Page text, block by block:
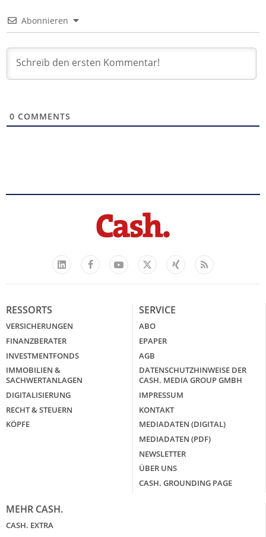
Abonnieren
0 COMMENTS
LinkedIn
FacebookYouTube
X
Xing Feed
RESSORTS
VERSICHERUNGEN
FINANZBERATER
INVESTMENTFONDS
IMMOBILIEN &
SACHWERTANLAGEN
DIGITALISIERUNG
RECHT & STEUERN
KÖPFE
SERVICE
ABO
EPAPER
AGB
DATENSCHUTZHINWEISE DER
CASH. MEDIA GROUP GMBH
IMPRESSUM
KONTAKT
MEDIADATEN (DIGITAL)
MEDIADATEN (PDF)
NEWSLETTER
ÜBER UNS
CASH. GROUNDING PAGE
MEHR CASH.
CASH. EXTRA